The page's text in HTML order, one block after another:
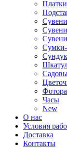
Часы
New
О нас
Условия
Доставка
Контакты